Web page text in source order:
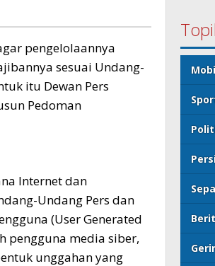
pengelolaannya
sesuai Undang-
itu Dewan Pers
Pedoman
Internet dan
Undang Pers dan
(User Generated
pengguna media siber,
unggahan yang